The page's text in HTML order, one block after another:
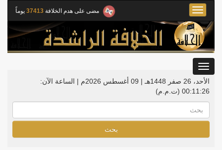
مضى على هدم الخلافة 37413 يوماً
Toggle
navigation
الأحد، 26 صفر 1448هـ | 09 أغسطس 2026م |
الساعة الآن:
00:11:26 (ت.م.م)
بحث